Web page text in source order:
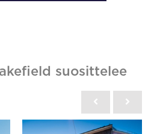
suosittelee